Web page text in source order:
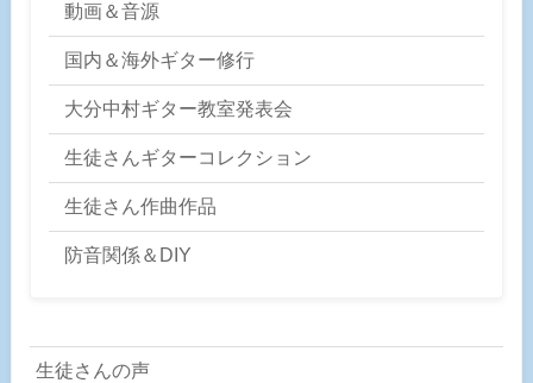
動画＆音源
国内＆海外ギター修行
大分中村ギター教室発表会
生徒さんギターコレクション
生徒さん作曲作品
防音関係＆DIY
生徒さんの声